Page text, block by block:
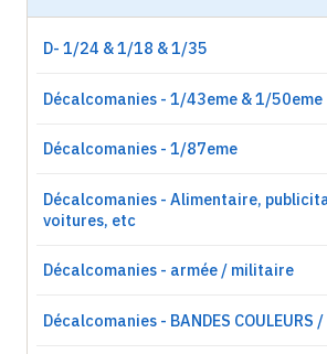
D- 1/24 & 1/18 & 1/35
Décalcomanies - 1/43eme & 1/50eme
Décalcomanies - 1/87eme
Décalcomanies - Alimentaire,
voitures, etc
Décalcomanies - armée / militaire
Décalcomanies - BANDES COULEURS /